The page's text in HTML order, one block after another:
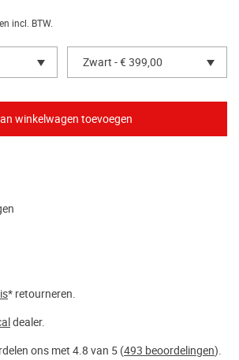
incl. BTW.
Zwart - € 399,00
* retourneren.
dealer.
ons met 4.8 van 5 (493 beoordelingen).